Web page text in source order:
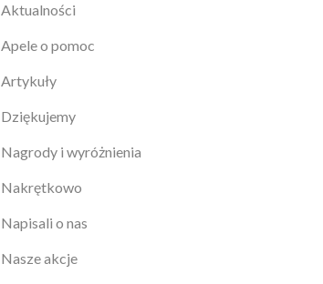
Aktualności
Apele o pomoc
Artykuły
Dziękujemy
Nagrody i wyróżnienia
Nakrętkowo
Napisali o nas
Nasze akcje